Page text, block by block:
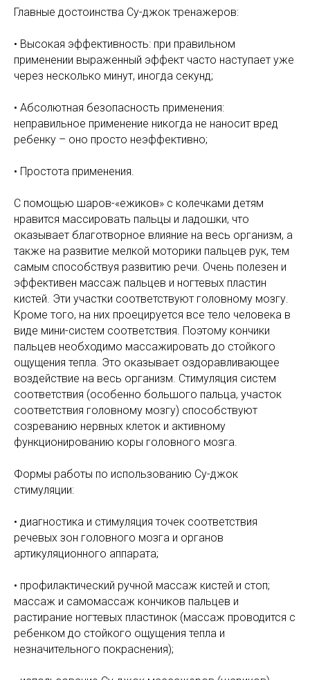
Главные достоинства Су-джок тренажеров:
• Высокая эффективность: при правильном
применении выраженный эффект часто наступает уже
через несколько минут, иногда секунд;
• Абсолютная безопасность применения:
неправильное применение никогда не наносит вред
ребенку – оно просто неэффективно;
• Простота применения.
С помощью шаров-«ежиков» с колечками детям
нравится массировать пальцы и ладошки, что
оказывает благотворное влияние на весь организм, а
также на развитие мелкой моторики пальцев рук, тем
самым способствуя развитию речи. Очень полезен и
эффективен массаж пальцев и ногтевых пластин
кистей. Эти участки соответствуют головному мозгу.
Кроме того, на них проецируется все тело человека в
виде мини-систем соответствия. Поэтому кончики
пальцев необходимо массажировать до стойкого
ощущения тепла. Это оказывает оздоравливающее
воздействие на весь организм. Стимуляция систем
соответствия (особенно большого пальца, участок
соответствия головному мозгу) способствуют
созреванию нервных клеток и активному
функционированию коры головного мозга.
Формы работы по использованию Су-джок
стимуляции:
• диагностика и стимуляция точек соответствия
речевых зон головного мозга и органов
артикуляционного аппарата;
• профилактический ручной массаж кистей и стоп;
массаж и самомассаж кончиков пальцев и
растирание ногтевых пластинок (массаж проводится с
ребенком до стойкого ощущения тепла и
незначительного покраснения);